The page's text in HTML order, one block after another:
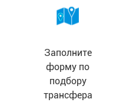
Заполните
форму по
подбору
трансфера